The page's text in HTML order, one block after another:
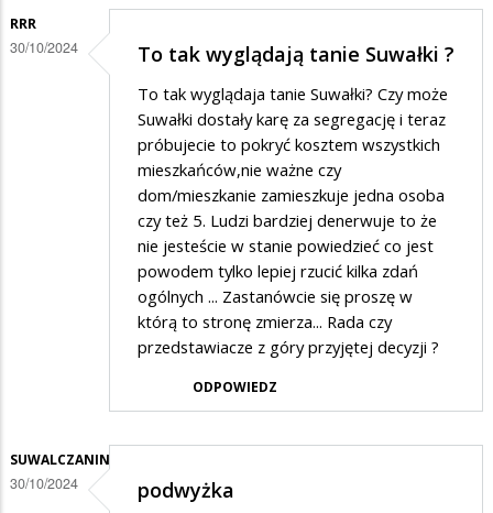
RRR
30/10/2024 To tak wyglądają tanie Suwałki ?
To tak wyglądaja tanie Suwałki? Czy może
Suwałki dostały karę za segregację i teraz
próbujecie to pokryć kosztem wszystkich
mieszkańców,nie ważne czy
dom/mieszkanie zamieszkuje jedna osoba
czy też 5. Ludzi bardziej denerwuje to że
nie jesteście w stanie powiedzieć co jest
powodem tylko lepiej rzucić kilka zdań
ogólnych ... Zastanówcie się proszę w
którą to stronę zmierza... Rada czy
przedstawiacze z góry przyjętej decyzji ?
ODPOWIEDZ
SUWALCZANIN
30/10/2024 podwyżka